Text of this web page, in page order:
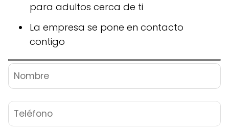
para adultos cerca de ti
La empresa se pone en contacto
contigo